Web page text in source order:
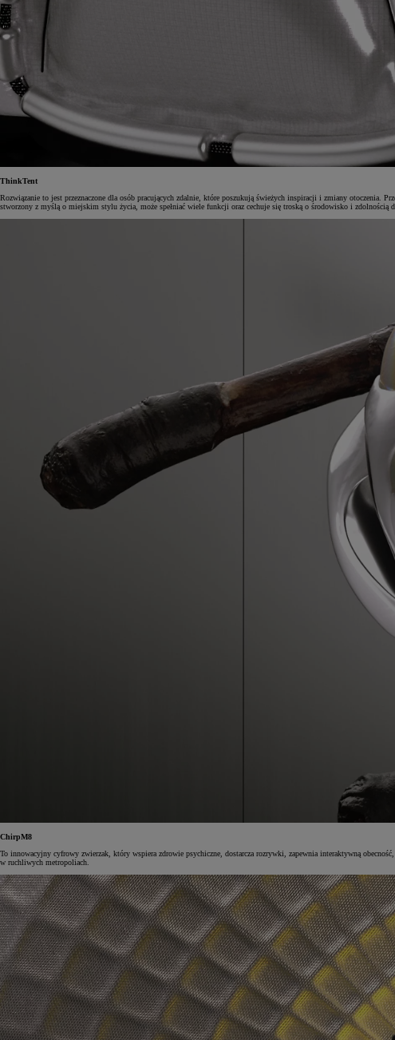
ThinkTent
Rozwiązanie to jest przeznaczone dla osób pracujących zdalnie, które poszukują świeżych inspiracji i zmiany otoczenia.
stworzony z myślą o miejskim stylu życia, może spełniać wiele funkcji oraz cechuje się troską o środowisko i zdolnością
ChirpM8
To innowacyjny cyfrowy zwierzak, który wspiera zdrowie psychiczne, dostarcza rozrywki, zapewnia interaktywną
w ruchliwych metropoliach.